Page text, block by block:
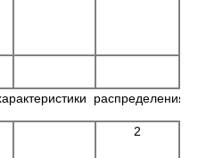
распределения
2